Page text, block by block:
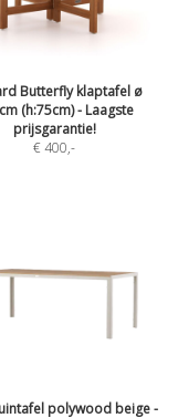
Butterfly klaptafel ø
(h:75cm) - Laagste
prijsgarantie!
€ 400,-
polywood beige -